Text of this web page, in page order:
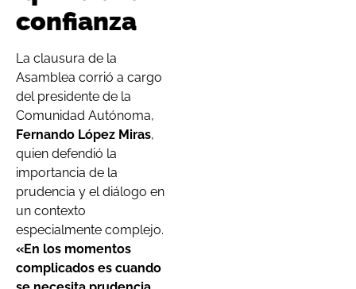
confianza
La clausura de la
Asamblea corrió a cargo
del presidente de la
Comunidad Autónoma,
Fernando López Miras,
quien defendió la
importancia de la
prudencia y el diálogo en
un contexto
especialmente complejo.
«En los momentos
complicados es cuando